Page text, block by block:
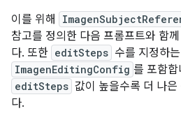
이를 위해
참고를 정의한 다음 프롬프트와 함께
다. 또한 editSteps 수를 지정하는
ImagenEditingConfig 를 포함
editSteps 값이 높을수록 더 나은
다.